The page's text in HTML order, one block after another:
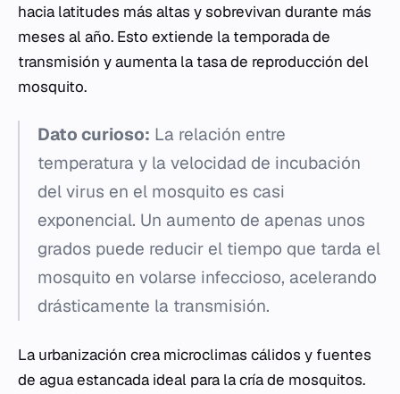
hacia latitudes más altas y sobrevivan durante más
meses al año. Esto extiende la temporada de
transmisión y aumenta la tasa de reproducción del
mosquito.
Dato curioso: La relación entre
temperatura y la velocidad de incubación
del virus en el mosquito es casi
exponencial. Un aumento de apenas unos
grados puede reducir el tiempo que tarda el
mosquito en volarse infeccioso, acelerando
drásticamente la transmisión.
La urbanización crea microclimas cálidos y fuentes
de agua estancada ideal para la cría de mosquitos.